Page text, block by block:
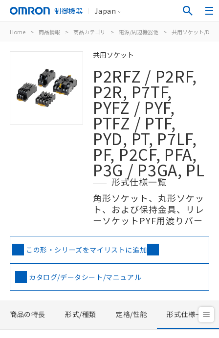
制御機器 Japan
Home > 商品情報 > 商品カテゴリ > 電源/周辺機器他 > 共用ソケット/DIN
共用ソケット
P2RFZ / P2RF,
P2R, P7TF,
PYFZ / PYF,
PTFZ / PTF,
PYD, PT, P7LF,
PF, P2CF, PFA,
P3G / P3GA, PL
形式仕様一覧
角形ソケット、丸形ソケッ
ト、および保持金具、リレ
ーソケットPYF用渡りバー
この形・シリーズをマイリストに追加
カタログ/データシート/マニュアル
商品の特長 形式/種類 定格/性能 形式仕様一覧